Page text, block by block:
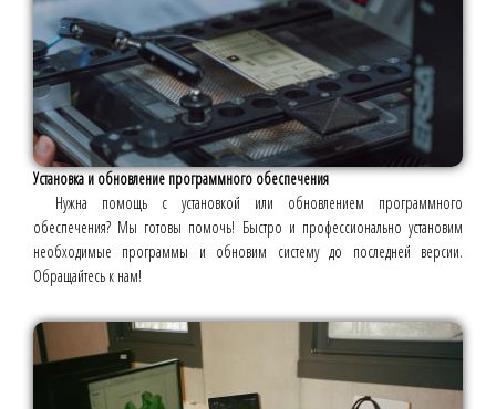
Установка и обновление программного обеспечения
Нужна помощь с установкой или обновлением программного
обеспечения? Мы готовы помочь! Быстро и профессионально установим
необходимые программы и обновим систему до последней версии.
Обращайтесь к нам!